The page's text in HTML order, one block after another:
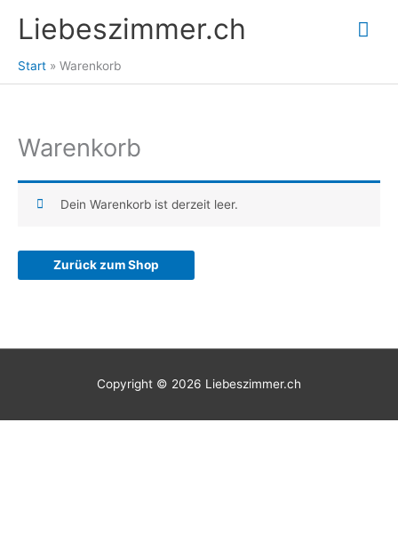
Liebeszimmer.ch
Start Warenkorb
Warenkorb
Dein Warenkorb ist derzeit leer.
Zurück zum Shop
Copyright © 2026 Liebeszimmer.ch